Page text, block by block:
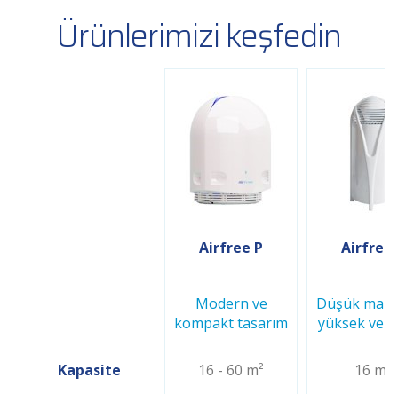
Ürünlerimizi keşfedin
Airfree P Airfree
Modern ve
kompakt tasarım
Düşük
yüksek
Kapasite 16 - 60 m² 16 m²